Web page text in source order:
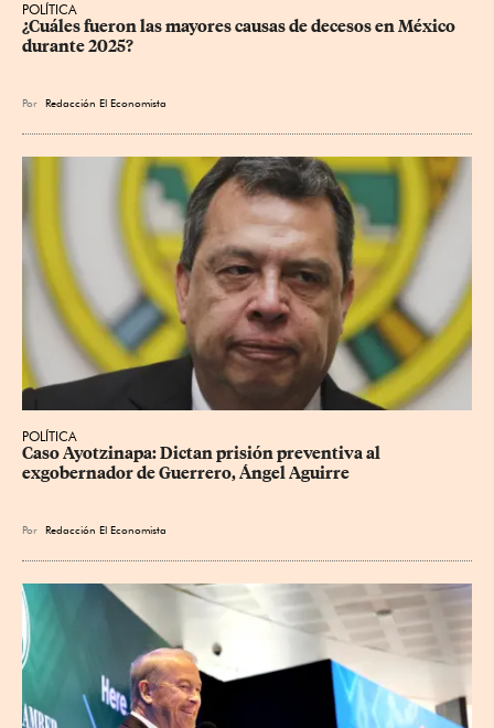
POLÍTICA
¿Cuáles fueron las mayores causas de decesos en México
durante 2025?
Por Redacción El Economista
POLÍTICA
Caso Ayotzinapa: Dictan prisión preventiva al
exgobernador de Guerrero, Ángel Aguirre
Por Redacción El Economista